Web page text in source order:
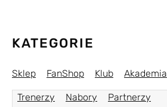
KATEGORIE
Sklep FanShop Klub Akademia
Trenerzy Nabory
Partnerzy